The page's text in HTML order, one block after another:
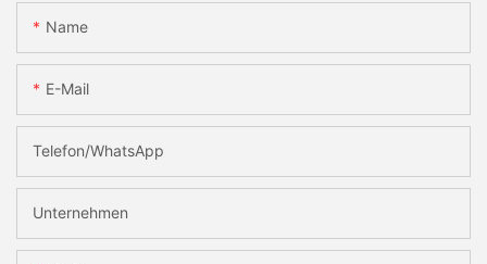
Name
E-Mail
Telefon/WhatsApp
Unternehmen